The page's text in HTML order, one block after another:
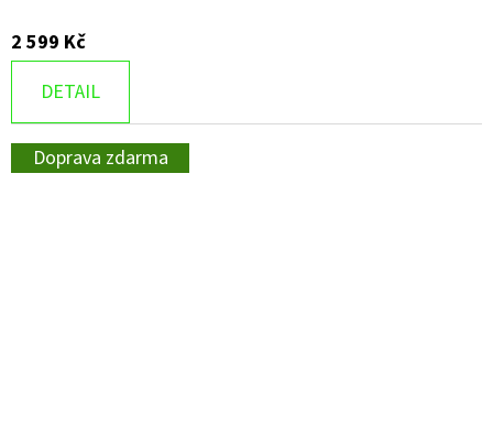
2 599 Kč
DETAIL
Doprava zdarma